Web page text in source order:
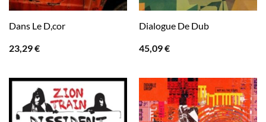
Dans Le D,cor
23,29€
Dialogue De Dub
45,09€